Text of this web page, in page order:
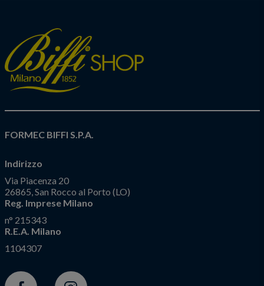
FORMEC BIFFI S.P.A.
Indirizzo
Via Piacenza 20
26865, San Rocco al Porto (LO)
Reg. Imprese Milano
n° 215343
R.E.A. Milano
1104307